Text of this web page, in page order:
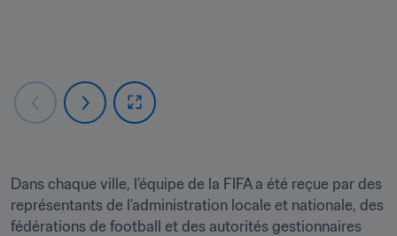
Dans chaque ville, l’équipe de la FIFA a été reçue par des
représentants de l’administration locale et nationale, des
fédérations de football et des autorités gestionnaires